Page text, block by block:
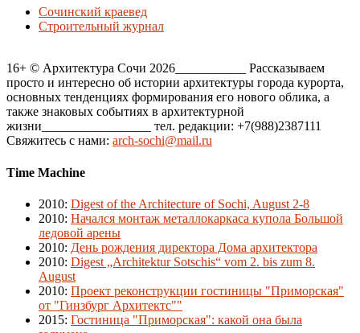
Сочинский краевед
Строительный журнал
16+ © Архитектура Сочи 2026___________ Рассказываем
просто и интересно об истории архитектуры города курорта,
основных тенденциях формирования его нового облика, а
также знаковых событиях в архитектурной
жизни_________________ тел. редакции: +7(988)2387111
Свяжитесь с нами: arch-sochi@mail.ru
Time Machine
2010: Digest of the Architecture of Sochi, August 2-8
2010: Начался монтаж металлокаркаса купола Большой
ледовой арены
2010: День рождения директора Дома архитектора
2010: Digest „Architektur Sotschis“ vom 2. bis zum 8.
August
2010: Проект реконструкции гостиницы "Приморская"
от "Гинзбург Архитектс""
2015: Гостиница "Приморская": какой она была